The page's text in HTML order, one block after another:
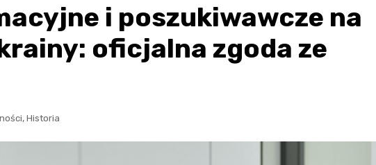
i poszukiwawcze na
oficjalna zgoda ze
, Historia